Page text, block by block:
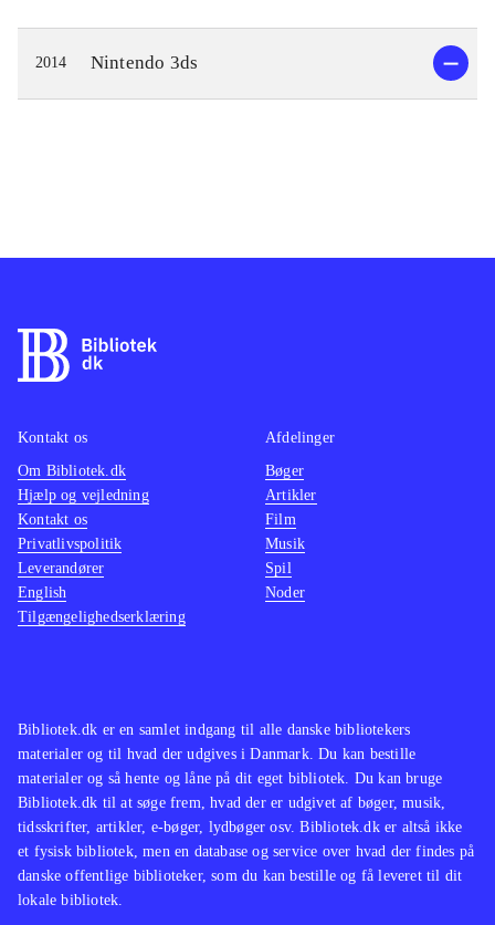
2014 Nintendo 3ds
Bibliotek.dk er en samlet indgang til alle danske bibliotekers
materialer og til hvad der udgives i Danmark. Du kan bestille
materialer og så hente og låne på dit eget bibliotek. Du kan bruge
Bibliotek.dk til at søge frem, hvad der er udgivet af bøger, musik,
tidsskrifter, artikler, e-bøger, lydbøger osv. Bibliotek.dk er altså ikke
et fysisk bibliotek, men en database og service over hvad der findes på
danske offentlige biblioteker, som du kan bestille og få leveret til dit
lokale bibliotek.
Kontakt os
Om Bibliotek.dk
Hjælp og vejledning
Kontakt os
Privatlivspolitik
Leverandører
English
Tilgængelighedserklæring
Afdelinger
Bøger
Artikler
Film
Musik
Spil
Noder